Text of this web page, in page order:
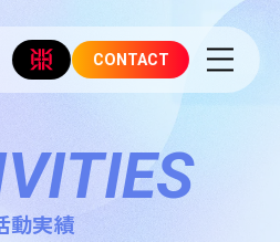
CONTACT
動実績